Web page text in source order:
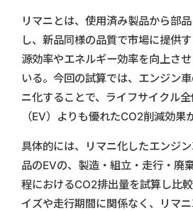
リマニとは、使用済み製品から部
し、新品同様の品質で市場に提供
源効率やエネルギー効率を向上さ
いる。今回の試算では、エンジン
ニ化することで、ライフサイクル
（EV）よりも優れたCO2削減効果
具体的には、リマニ化したエンジ
品のEVの、製造・組立・走行・廃
程におけるCO2排出量を試算し比
イズや走行期間に関係なく、リマ